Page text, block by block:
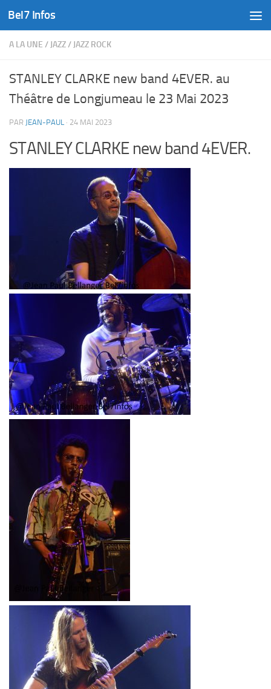
Skip to content
Bel7 Infos
A LA UNE / JAZZ/ JAZZ ROCK
STANLEY CLARKE new band 4EVER. au
Théâtre de Longjumeau le 23 Mai 2023
PAR JEAN-PAUL · 24 MAI 2023
STANLEY CLARKE new band 4EVER.